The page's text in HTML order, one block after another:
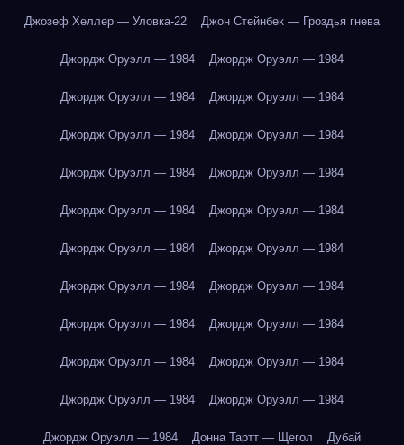
Джозеф Хеллер — Уловка-22 Джон Стейнбек — Гроздья гнева
Джордж Оруэлл — 1984 Джордж Оруэлл — 1984
Джордж Оруэлл — 1984 Джордж Оруэлл — 1984
Джордж Оруэлл — 1984 Джордж Оруэлл — 1984
Джордж Оруэлл — 1984 Джордж Оруэлл — 1984
Джордж Оруэлл — 1984 Джордж Оруэлл — 1984
Джордж Оруэлл — 1984 Джордж Оруэлл — 1984
Джордж Оруэлл — 1984 Джордж Оруэлл — 1984
Джордж Оруэлл — 1984 Джордж Оруэлл — 1984
Джордж Оруэлл — 1984 Джордж Оруэлл — 1984
Джордж Оруэлл — 1984 Джордж Оруэлл — 1984
Джордж Оруэлл — 1984 Донна Тартт — Щегол Дубай